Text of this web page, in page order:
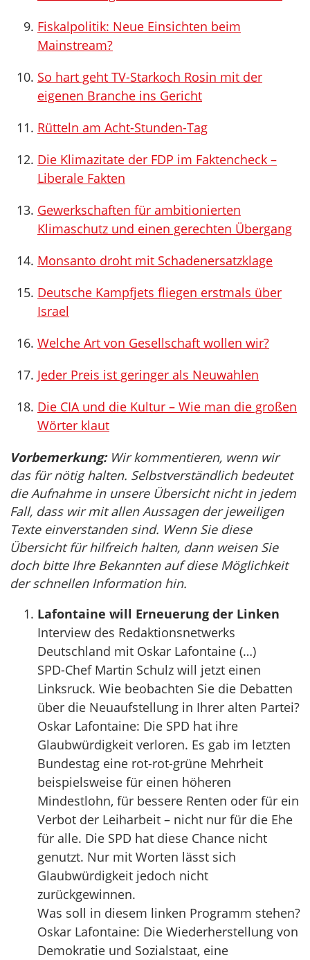
Fiskalpolitik: Neue Einsichten beim
Mainstream?
So hart geht TV-Starkoch Rosin mit der
eigenen Branche ins Gericht
Rütteln am Acht-Stunden-Tag
Die Klimazitate der FDP im Faktencheck –
Liberale Fakten
Gewerkschaften für ambitionierten
Klimaschutz und einen gerechten Übergang
Monsanto droht mit Schadenersatzklage
Deutsche Kampfjets fliegen erstmals über
Israel
Welche Art von Gesellschaft wollen wir?
Jeder Preis ist geringer als Neuwahlen
Die CIA und die Kultur – Wie man die großen
Wörter klaut
Vorbemerkung:Wir kommentieren, wenn wir
das für nötig halten. Selbstverständlich bedeutet
die Aufnahme in unsere Übersicht nicht in jedem
Fall, dass wir mit allen Aussagen der jeweiligen
Texte einverstanden sind. Wenn Sie diese
Übersicht für hilfreich halten, dann weisen Sie
doch bitte Ihre Bekannten auf diese Möglichkeit
der schnellen Information hin.
Lafontaine will Erneuerung der Linken
Interview des Redaktionsnetwerks
Deutschland mit Oskar Lafontaine (…)
SPD-Chef Martin Schulz will jetzt einen
Linksruck. Wie beobachten Sie die Debatten
über die Neuaufstellung in Ihrer alten Partei?
Oskar Lafontaine: Die SPD hat ihre
Glaubwürdigkeit verloren. Es gab im letzten
Bundestag eine rot-rot-grüne Mehrheit
beispielsweise für einen höheren
Mindestlohn, für bessere Renten oder für ein
Verbot der Leiharbeit – nicht nur für die Ehe
für alle. Die SPD hat diese Chance nicht
genutzt. Nur mit Worten lässt sich
Glaubwürdigkeit jedoch nicht
zurückgewinnen.
Was soll in diesem linken Programm stehen?
Oskar Lafontaine: Die Wiederherstellung von
Demokratie und Sozialstaat, eine